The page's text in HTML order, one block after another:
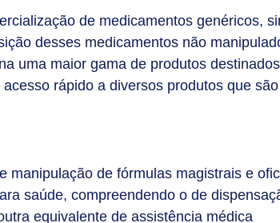
de medicamentos genéricos,
desses medicamentos não
uma maior gama de produtos
rápido a diversos produtos que
manipulação de fórmulas magistrais e
saúde, compreendendo o de
equivalente de assistência médica